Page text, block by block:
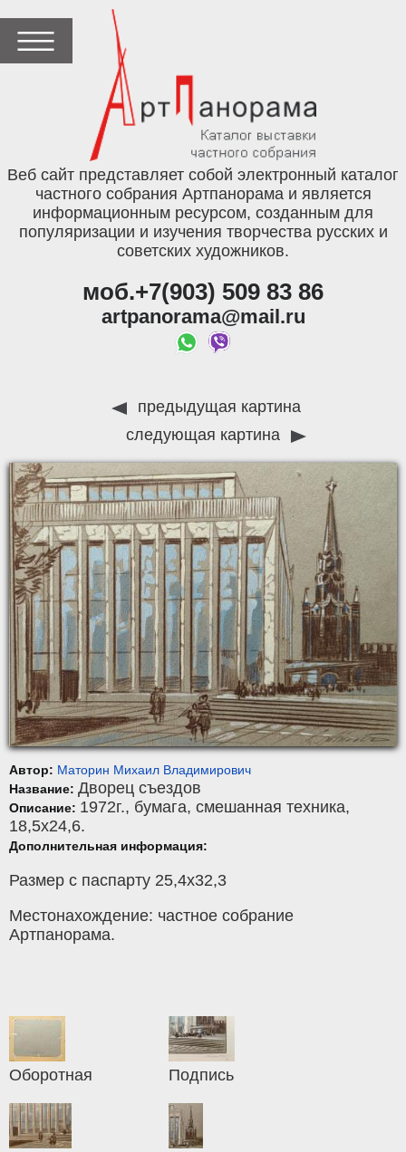
Веб сайт представляет собой электронный каталог
частного собрания Артпанорама и является
информационным ресурсом, созданным для
популяризации и изучения творчества русских и
советских художников.
моб.+7(903) 509 83 86
artpanorama@mail.ru
предыдущая картина
следующая картина
Автор: Маторин Михаил Владимирович
Название: Дворец съездов
Описание: 1972г., бумага, смешанная техника,
18,5x24,6.
Дополнительная информация:
Размер с паспарту 25,4х32,3
Местонахождение: частное собрание
Артпанорама.
Оборотная Подпись